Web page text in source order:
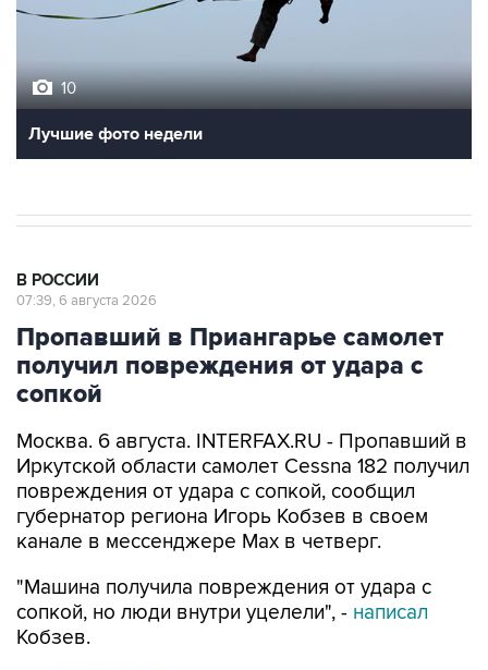
10
Лучшие фото недели
В РОССИИ
07:39, 6 августа 2026
Пропавший в Приангарье самолет
получил повреждения от удара с
сопкой
Москва. 6 августа. INTERFAX.RU - Пропавший в
Иркутской области самолет Cessna 182 получил
повреждения от удара с сопкой, сообщил
губернатор региона Игорь Кобзев в своем
канале в мессенджере Мах в четверг.
"Машина получила повреждения от удара с
сопкой, но люди внутри уцелели", - написал
Кобзев.